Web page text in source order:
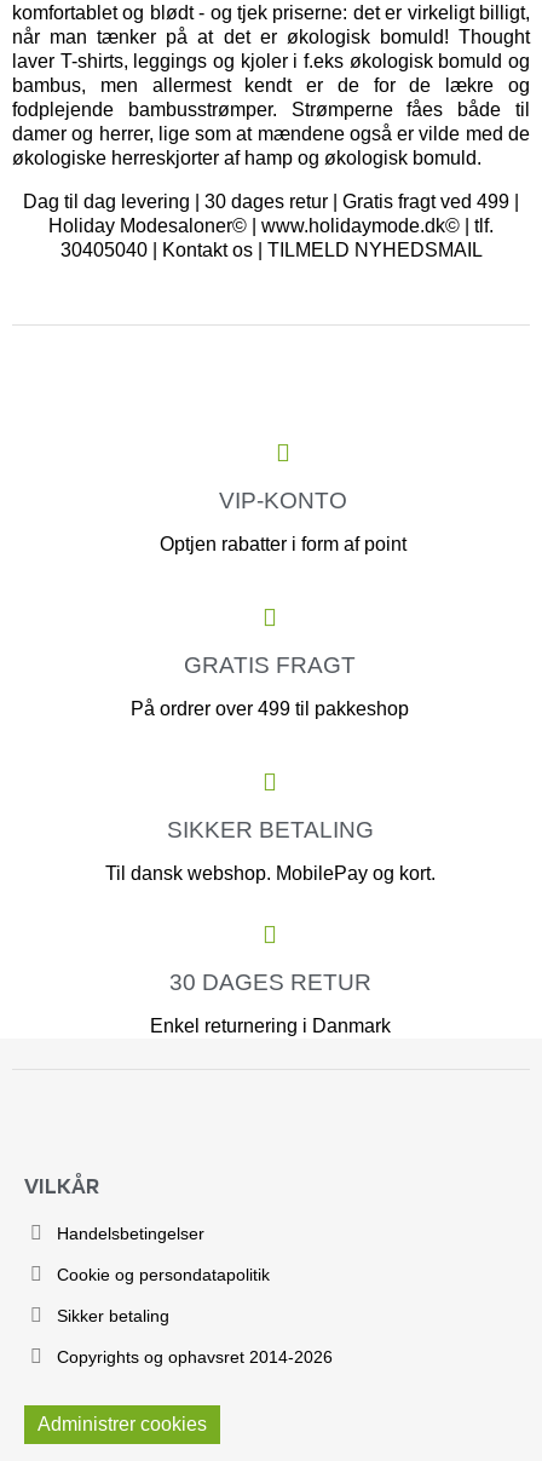
komfortablet og blødt - og tjek priserne: det er virkeligt billigt,
når man tænker på at det er økologisk bomuld! Thought
laver T-shirts, leggings og kjoler i f.eks økologisk bomuld og
bambus, men allermest kendt er de for de lækre og
fodplejende bambusstrømper. Strømperne fåes både til
damer og herrer, lige som at mændene også er vilde med de
økologiske herreskjorter af hamp og økologisk bomuld.
Dag til dag levering | 30 dages retur | Gratis fragt ved 499 |
Holiday Modesaloner© | www.holidaymode.dk© | tlf.
30405040 |
Kontakt os| TILMELD NYHEDSMAIL
VIP-KONTO
Optjen rabatter i form af point
GRATIS FRAGT
På ordrer over 499 til pakkeshop
SIKKER BETALING
Til dansk webshop. MobilePay og kort.
30 DAGES RETUR
Enkel returnering i Danmark
VILKÅR
Handelsbetingelser
Cookie og persondatapolitik
Sikker betaling
Copyrights og ophavsret 2014-2026
Administrer cookies